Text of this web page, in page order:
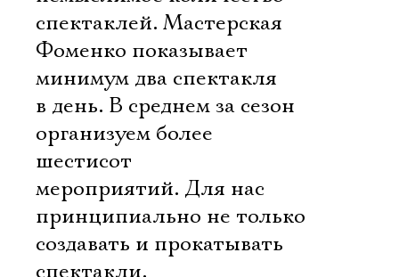
спектаклей. Мастерская
Фоменко показывает
минимум два спектакля
в день. В среднем за сезон
организуем более
шестисот
мероприятий. Для нас
принципиально не только
создавать и прокатывать
спектакли,